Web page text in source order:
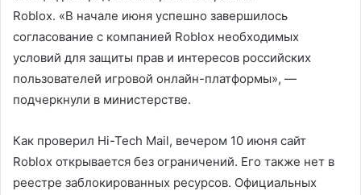
Roblox. «В начале июня успешно завершилось
согласование с компанией Roblox необходимых
условий для защиты прав и интересов российских
пользователей игровой онлайн-платформы», —
подчеркнули в министерстве.
Как проверил Hi-Tech Mail, вечером 10 июня сайт
Roblox открывается без ограничений. Его также нет в
реестре заблокированных ресурсов. Официальных